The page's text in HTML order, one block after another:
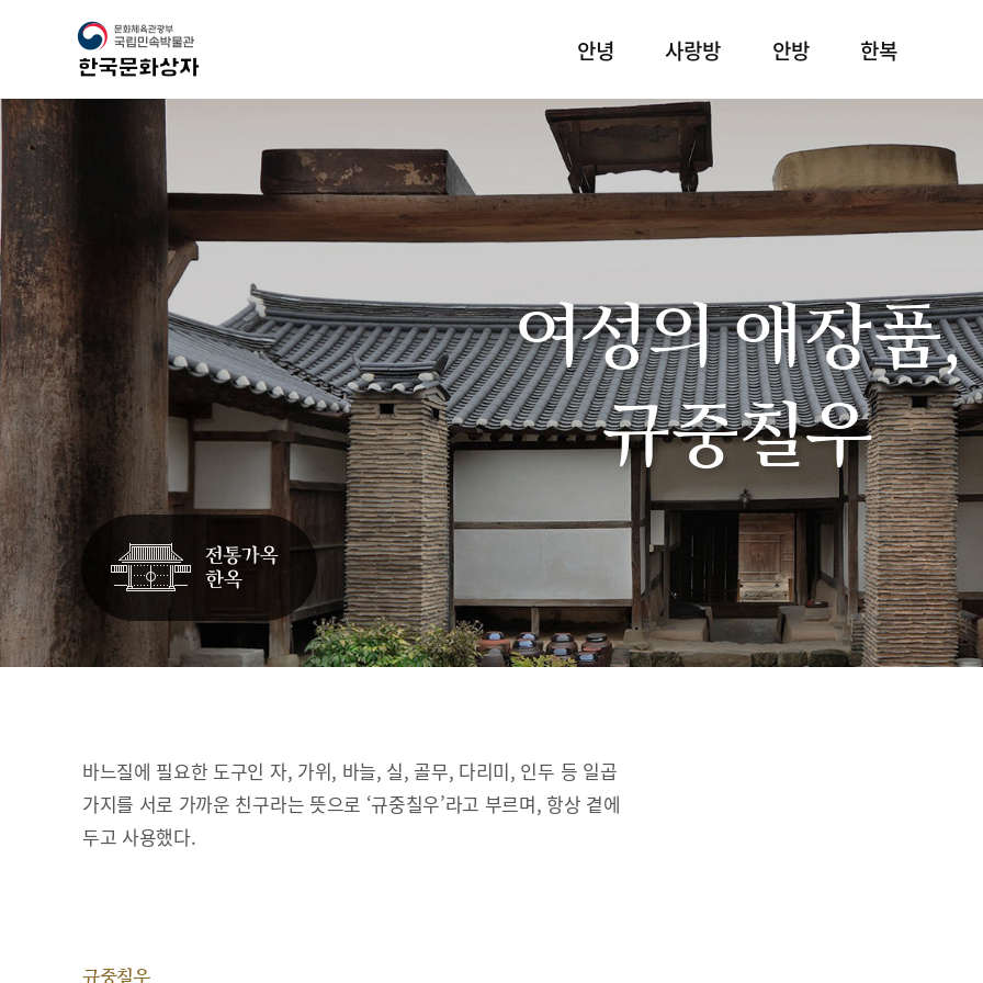
안녕 사랑방 안방 한복
여성의 애장품,
규중칠우
바느질에 필요한 도구인 자, 가위, 바늘, 실, 골무, 다리미, 인두 등 일곱
가지를 서로 가까운 친구라는 뜻으로 ‘규중칠우’라고 부르며, 항상 곁에
두고 사용했다.
규중칠우